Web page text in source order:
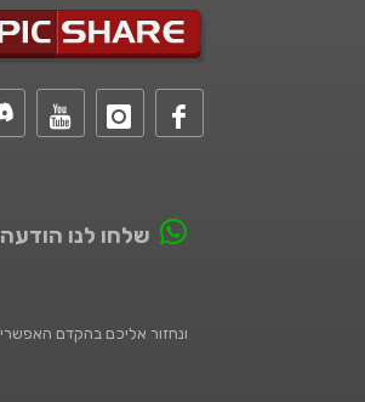
שלחו לנו הודעה
ונחזור אליכם בהקדם האפשרי